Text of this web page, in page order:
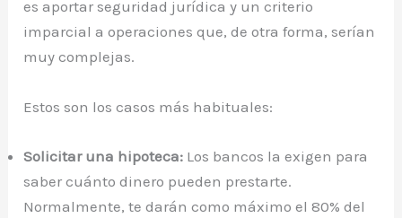
es aportar seguridad jurídica y un criterio
imparcial a operaciones que, de otra forma, serían
muy complejas.
Estos son los casos más habituales:
Solicitar una hipoteca: Los bancos la exigen para
saber cuánto dinero pueden prestarte.
Normalmente, te darán como máximo el 80% del